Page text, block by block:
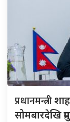
प्रधानमन्त्री
सोमबारदेखि